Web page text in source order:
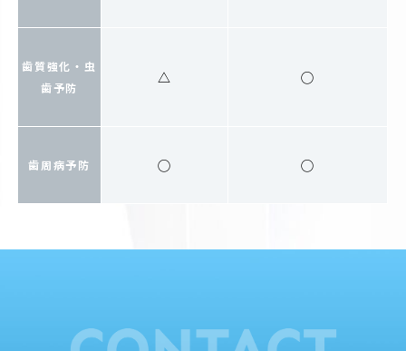
歯質強化・虫
歯予防
△ ◯
歯周病予防 ◯ ◯